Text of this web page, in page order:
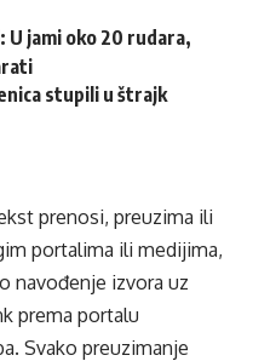
U jami oko 20 rudara,
stupili u štrajk
prenosi, preuzima ili
portalima ili medijima,
navođenje izvora uz
prema portalu
. Svako preuzimanje